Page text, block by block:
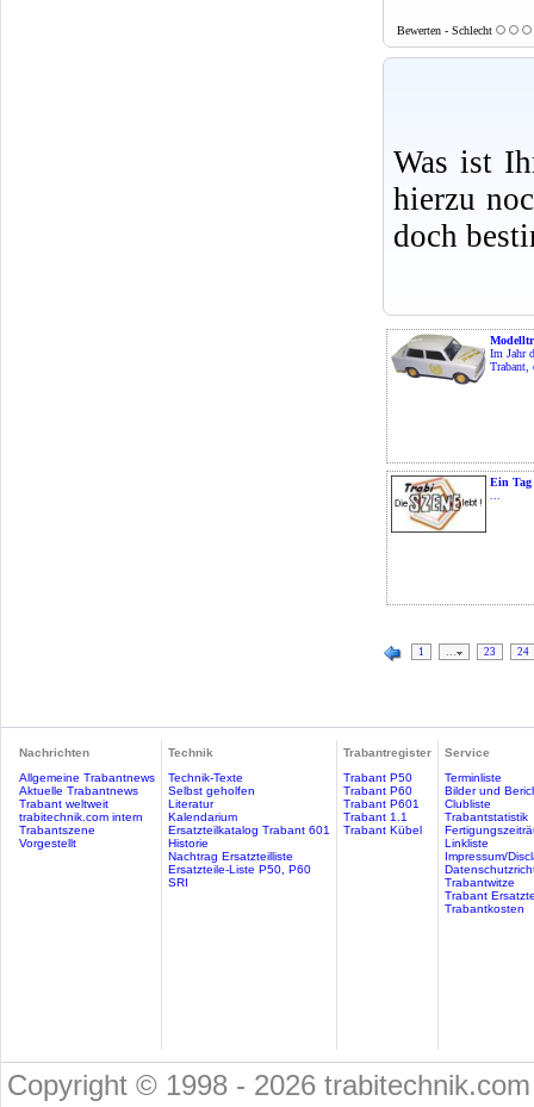
Bewerten - Schlecht
Was ist
hierzu
doch
Im Jahr
Trabant,
Ein Tag
1 … 23 24
Nachrichten
Allgemeine Trabantnews
Aktuelle Trabantnews
Trabant weltweit
trabitechnik.com intern
Trabantszene
Vorgestellt
Technik
Technik-Texte
Selbst geholfen
Literatur
Kalendarium
Ersatzteilkatalog Trabant 601
Historie
Nachtrag Ersatzteilliste
Ersatzteile-Liste P50, P60
SRI
Trabantregister
Trabant P50
Trabant P60
Trabant P601
Trabant 1.1
Trabant Kübel
Service
Terminliste
Bilder und
Clubliste
Trabantstatistik
Linkliste
Impressum/
Trabantwitze
Trabant
Trabantkosten
Copyright © 1998 - 2026